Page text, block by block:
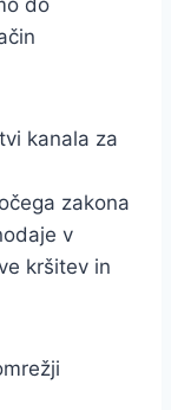
do
kanala za
zakona
v
kršitev in